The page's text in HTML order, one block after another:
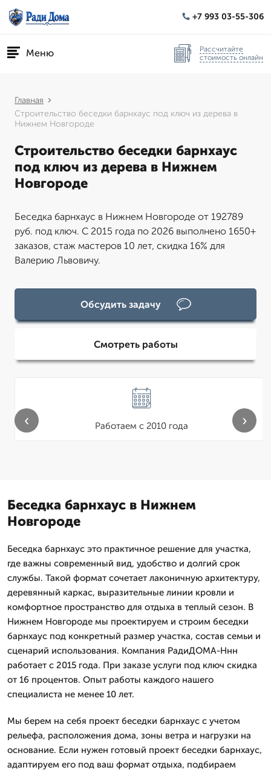
+7 993 03-55-306
Меню
Рассчитайте
стоимость онлайн
Главная
Строительство беседки барнхаус под ключ из дерева в
Нижнем Новгороде
Строительство беседки барнхаус
под ключ из дерева в Нижнем
Новгороде
Беседка барнхаус в Нижнем Новгороде от 192789
руб. под ключ. С 2015 года по 2026 выполнено 1650+
заказов, стаж мастеров 10 лет, скидка 16% для
Валерию Львовичу.
Обсудить задачу
Смотреть работы
Работаем с 2010 года
‹ ›
Беседка барнхаус в Нижнем
Новгороде
Беседка барнхаус это практичное решение для участка,
где важны современный вид, удобство и долгий срок
службы. Такой формат сочетает лаконичную архитектуру,
деревянный каркас, выразительные линии кровли и
комфортное пространство для отдыха в теплый сезон. В
Нижнем Новгороде мы проектируем и строим беседки
барнхаус под конкретный размер участка, состав семьи и
сценарий использования. Компания РадиДОМА-Ннн
работает с 2015 года. При заказе услуги под ключ скидка
от 16 процентов. Опыт работы каждого нашего
специалиста не менее 10 лет.
Мы берем на себя проект беседки барнхаус с учетом
рельефа, расположения дома, зоны ветра и нагрузки на
основание. Если нужен готовый проект беседки барнхаус,
адаптируем его под ваш формат отдыха, подбираем